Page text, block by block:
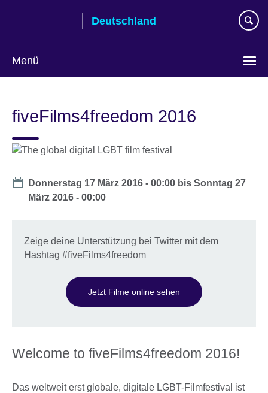
Deutschland
Menü
fiveFilms4freedom 2016
Date
Donnerstag 17 März 2016 - 00:00 bisSonntag 27
März 2016 - 00:00
Zeige deine Unterstützung bei Twitter mit dem
Hashtag #fiveFilms4freedom
Jetzt Filme online sehen
Welcome to fiveFilms4freedom 2016!
Das weltweit erst globale, digitale LGBT-Filmfestival ist